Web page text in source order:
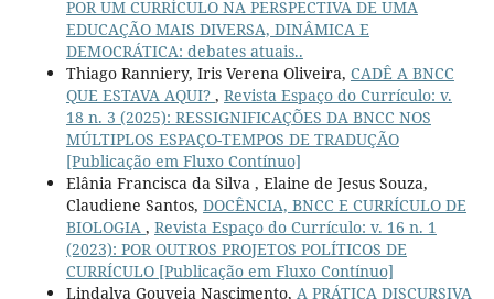
POR UM CURRÍCULO NA PERSPECTIVA DE UMA
EDUCAÇÃO MAIS DIVERSA, DINÂMICA E
DEMOCRÁTICA: debates atuais..
Thiago Ranniery, Iris Verena Oliveira, CADÊ A BNCC
QUE ESTAVA AQUI? , Revista Espaço do Currículo: v.
18 n. 3 (2025): RESSIGNIFICAÇÕES DA BNCC NOS
MÚLTIPLOS ESPAÇO-TEMPOS DE TRADUÇÃO
[Publicação em Fluxo Contínuo]
Elânia Francisca da Silva , Elaine de Jesus Souza,
Claudiene Santos, DOCÊNCIA, BNCC E CURRÍCULO DE
BIOLOGIA , Revista Espaço do Currículo: v. 16 n. 1
(2023): POR OUTROS PROJETOS POLÍTICOS DE
CURRÍCULO [Publicação em Fluxo Contínuo]
Lindalva Gouveia Nascimento, A PRÁTICA DISCURSIVA